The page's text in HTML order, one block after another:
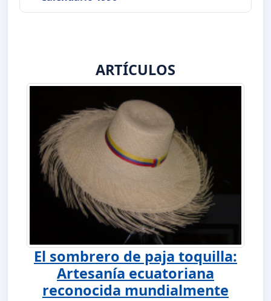
ARTÍCULOS
El sombrero de paja toquilla:
Artesanía ecuatoriana
reconocida mundialmente